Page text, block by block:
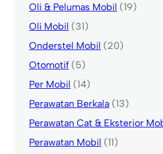
Oli & Pelumas Mobil (19)
Oli Mobil (31)
Onderstel Mobil (20)
Otomotif (5)
Per Mobil (14)
Perawatan Berkala (13)
Perawatan Cat & Eksterior
Perawatan Mobil (11)